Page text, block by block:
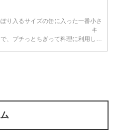
り入るサイズの缶に入った一番小さ
ト。 キ
、プチっとちぎって料理に利用し